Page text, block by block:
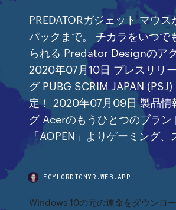
PREDATORガジェット マウス
パックまで。 チカラをいつで
られる Predator Designのア
2020年07月10日 プレスリリ
グ PUBG SCRIM JAPAN
定！ 2020年07月09日 製品情
グ Acerのもうひとつのブラン
「AOPEN」よりゲーミング
EGYLORDIONYR.WEB.APP
Windows 10の元の運命をダウンロ